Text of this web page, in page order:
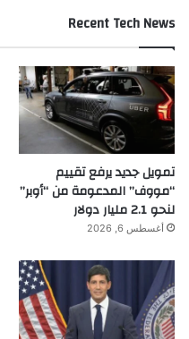
Recent Tech News
تمويل جديد يرفع تقييم
“مووف” المدعومة من “أوبر”
لنحو 2.1 مليار دولار
أغسطس 6, 2026